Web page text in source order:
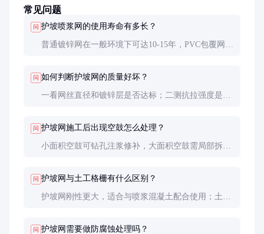
常见问题
问 护坡喷浆网的使用寿命有多长？
普通镀锌网在一般环境下可达10-15年，PVC包覆网可
问 如何判断护坡网的质量好坏？
一看网丝直径和镀锌层是否达标；二测抗拉强度是否
问 护坡网施工后出现空鼓怎么处理？
小面积空鼓可钻孔注浆修补，大面积空鼓需局部拆除
问 护坡网与土工格栅有什么区别？
护坡网刚性更大，适合与喷浆混凝土配合使用；土工
问 护坡网需要做防腐蚀处理吗？